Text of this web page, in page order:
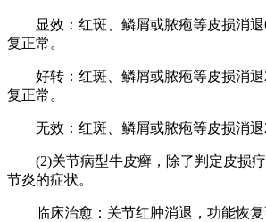
显效：红斑、鳞屑或脓疱等皮损消退
复正常。
好转：红斑、鳞屑或脓疱等皮损消退
复正常。
无效：红斑、鳞屑或脓疱等皮损消退
(2)关节病型牛皮癣，除了判定皮损疗
节炎的症状。
临床治愈：关节红肿消退，功能恢复